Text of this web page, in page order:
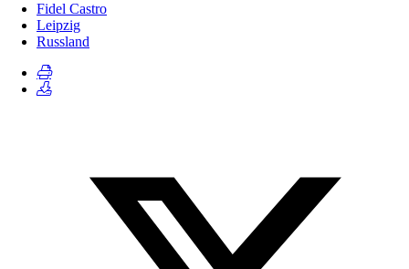
Fidel Castro
Leipzig
Russland